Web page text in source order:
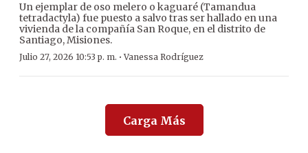
Un ejemplar de oso melero o kaguaré (Tamandua
tetradactyla) fue puesto a salvo tras ser hallado en una
vivienda de la compañía San Roque, en el distrito de
Santiago, Misiones.
Julio 27, 2026 10:53 p. m. ·Vanessa Rodríguez
Carga Más